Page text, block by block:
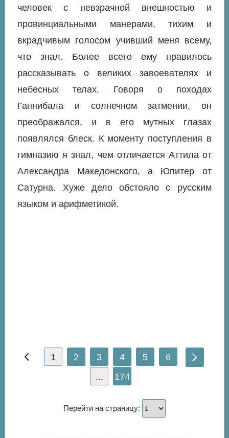
человек с невзрачной внешностью и
провинциальными манерами, тихим и
вкрадчивым голосом учивший меня всему,
что знал. Более всего ему нравилось
рассказывать о великих завоевателях и
небесных телах. Говоря о походах
Ганнибала и солнечном затмении, он
преображался, и в его мутных глазах
появлялся блеск. К моменту поступления в
гимназию я знал, чем отличается Аттила от
Александра Македонского, а Юпитер от
Сатурна. Хуже дело обстояло с русским
языком и арифметикой.
1 2 3 4 5
6
...
174
Перейти на страницу: